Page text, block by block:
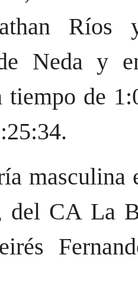
de Neda y
tiempo de
masculina
del CA La